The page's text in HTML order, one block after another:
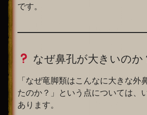
です。
なぜ鼻孔が大きいのか
「なぜ竜脚類はこんなに大きな外
たのか？」という点については、
あります。